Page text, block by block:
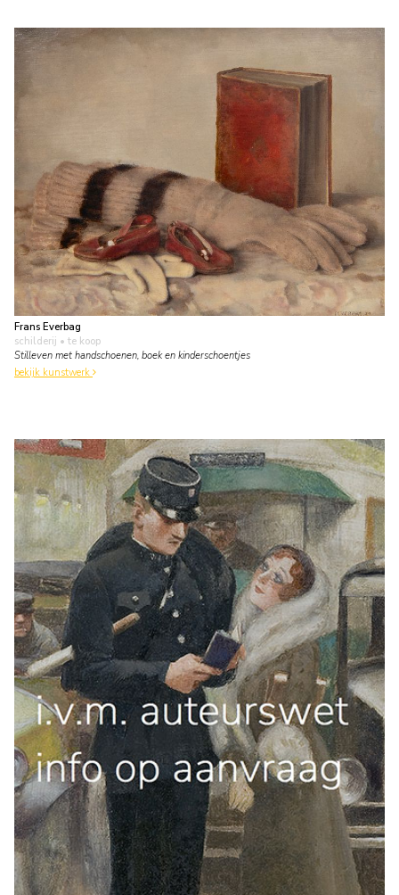
Frans Everbag
schilderij • te koop
Stilleven met handschoenen, boek en kinderschoentjes
bekijk kunstwerk